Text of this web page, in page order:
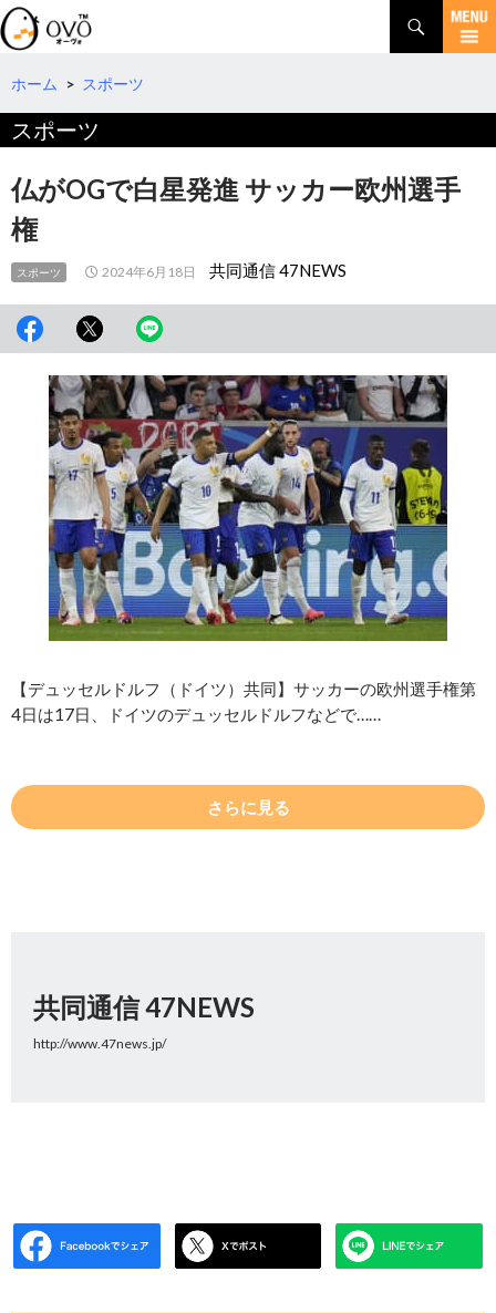
検
索
コ
テ
へ
ホーム > スポーツ
スポーツ
仏がOGで白星発進 サッカー欧州選手
権
スポーツ 2024年6月18日 共同通信 47NEWS
【デュッセルドルフ（ドイツ）共同】サッカーの欧州選手権第
4日は17日、ドイツのデュッセルドルフなどで……
さらに見る
共同通信 47NEWS
http://www.47news.jp/